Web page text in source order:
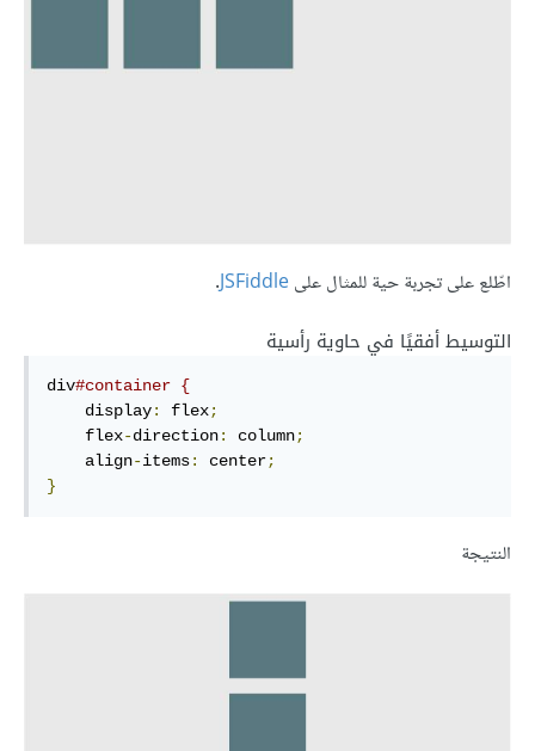
اطّلع على تجربة حية للمثال علىJSFiddle
.
التوسيط أفقيًا في حاوية رأسية
div#container {
    display
: flex;
    flex
-direction: column;
    align
-items: center;
}
النتيجة